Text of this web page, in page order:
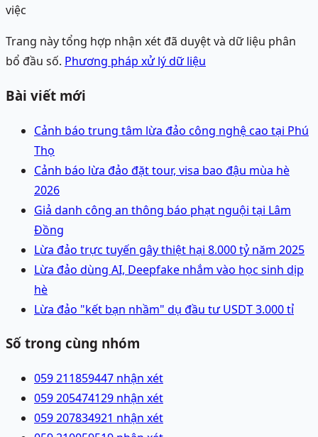
việc
Trang này tổng hợp nhận xét đã duyệt và dữ liệu phân
bổ đầu số. Phương pháp xử lý dữ liệu
Bài viết mới
Cảnh báo trung tâm lừa đảo công nghệ cao tại Phú
Thọ
Cảnh báo lừa đảo đặt tour, visa bao đậu mùa hè
2026
Giả danh công an thông báo phạt nguội tại Lâm
Đồng
Lừa đảo trực tuyến gây thiệt hại 8.000 tỷ năm 2025
Lừa đảo dùng AI, Deepfake nhắm vào học sinh dịp
hè
Lừa đảo "kết bạn nhầm" dụ đầu tư USDT 3.000 tỉ
Số trong cùng nhóm
059 211859447 nhận xét
059 205474129 nhận xét
059 207834921 nhận xét